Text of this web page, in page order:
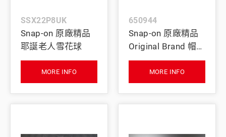
SSX22P8UK
Snap-on 原廠精品
耶誕老人雪花球
MORE INFO
650944
Snap-on 原廠精品
Original Brand 帽子
(綠色/藍色/橘色)
MORE INFO